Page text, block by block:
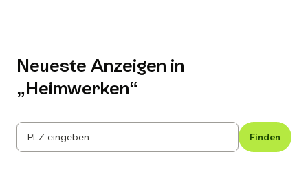
Neueste Anzeigen in
„Heimwerken“
PLZ eingeben Finden